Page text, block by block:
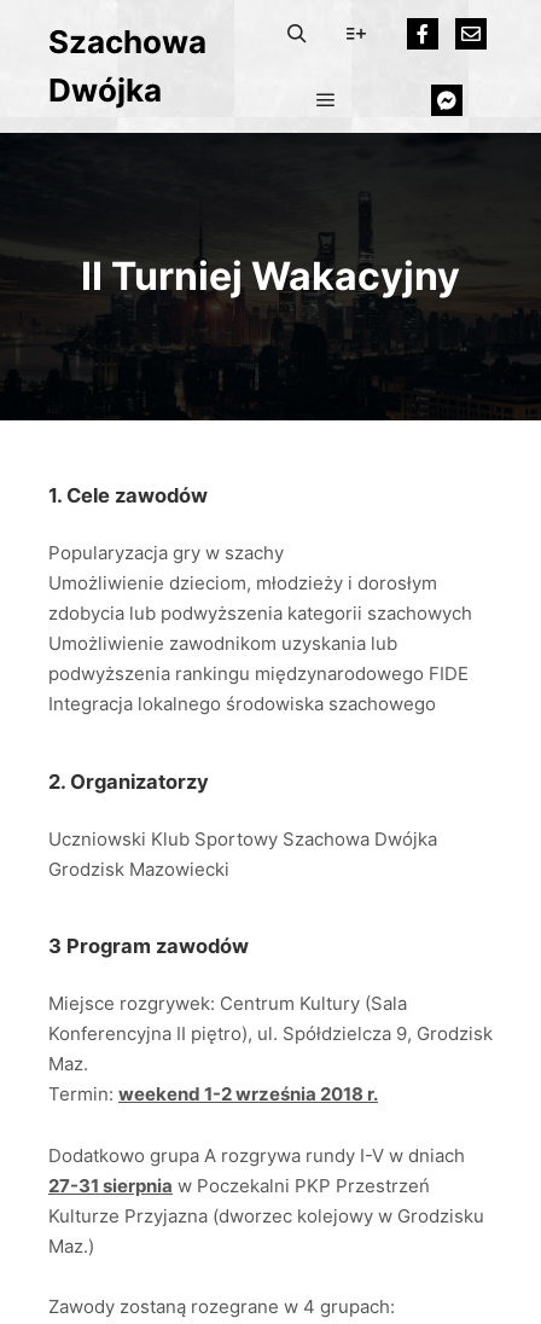
Szachowa
Dwójka
II Turniej Wakacyjny
1. Cele zawodów
Popularyzacja gry w szachy
Umożliwienie dzieciom, młodzieży i dorosłym
zdobycia lub podwyższenia kategorii szachowych
Umożliwienie zawodnikom uzyskania lub
podwyższenia rankingu międzynarodowego FIDE
Integracja lokalnego środowiska szachowego
2. Organizatorzy
Uczniowski Klub Sportowy Szachowa Dwójka
Grodzisk Mazowiecki
3 Program zawodów
Miejsce rozgrywek: Centrum Kultury (Sala
Konferencyjna II piętro), ul. Spółdzielcza 9, Grodzisk
Maz.
Termin: weekend 1-2 września 2018 r.
Dodatkowo grupa A rozgrywa rundy I-V w dniach
27-31 sierpnia w Poczekalni PKP Przestrzeń
Kulturze Przyjazna (dworzec kolejowy w Grodzisku
Maz.)
Zawody zostaną rozegrane w 4 grupach: